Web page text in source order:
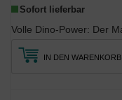
Sofort lieferbar
IN DEN WARENKORB